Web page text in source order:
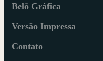
Belô Gráfica
Versão Impressa
Contato